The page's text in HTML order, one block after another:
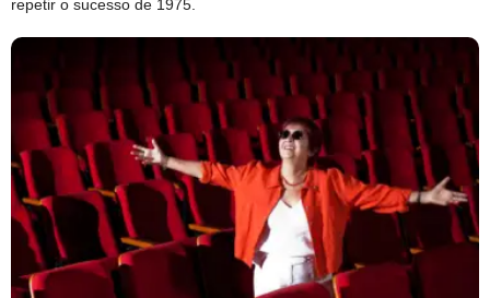
repetir o sucesso de 1975.